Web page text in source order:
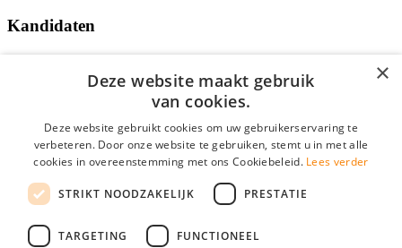
Kandidaten
Vacatures
Over Vacatures Overheid Online
YoungCapital IOS App
YoungCapital Android App
×
Deze website maakt gebruik
van cookies.
Deze website gebruikt cookies om uw gebruikerservaring te
verbeteren. Door onze website te gebruiken, stemt u in met alle
cookies in overeenstemming met ons Cookiebeleid. Lees verder
STRIKT NOODZAKELIJK PRESTATIE
TARGETING FUNCTIONEEL